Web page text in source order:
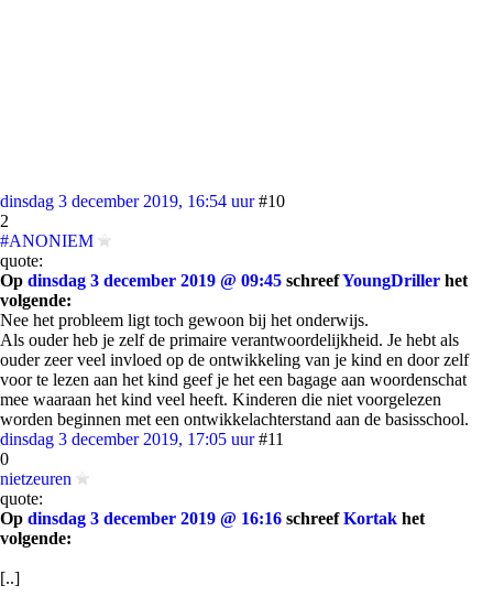
dinsdag 3 december 2019, 16:54 uur #10
2
#ANONIEM
quote:
Op dinsdag 3 december 2019 @ 09:45 schreefYoungDriller het
volgende:
Nee het probleem ligt toch gewoon bij het onderwijs.
Als ouder heb je zelf de primaire verantwoordelijkheid. Je hebt als
ouder zeer veel invloed op de ontwikkeling van je kind en door zelf
voor te lezen aan het kind geef je het een bagage aan woordenschat
mee waaraan het kind veel heeft. Kinderen die niet voorgelezen
worden beginnen met een ontwikkelachterstand aan de basisschool.
dinsdag 3 december 2019, 17:05 uur #11
0
nietzeuren
quote:
Op dinsdag 3 december 2019 @ 16:16 schreefKortak het
volgende:
[..]